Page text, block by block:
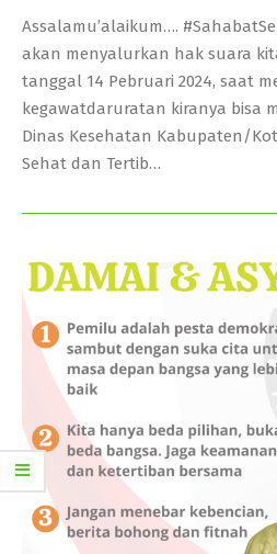
13
Assalamu’alaikum….
akan menyalurkan hak suara
tanggal 14 Pebruari 2024, saat
kegawatdaruratan kiranya bisa
Dinas Kesehatan Kabupaten/
Sehat dan Tertib…